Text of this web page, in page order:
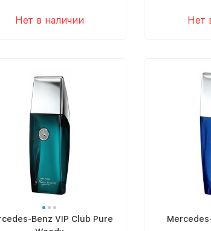
Нет в наличии Нет
Benz VIP Club Pure